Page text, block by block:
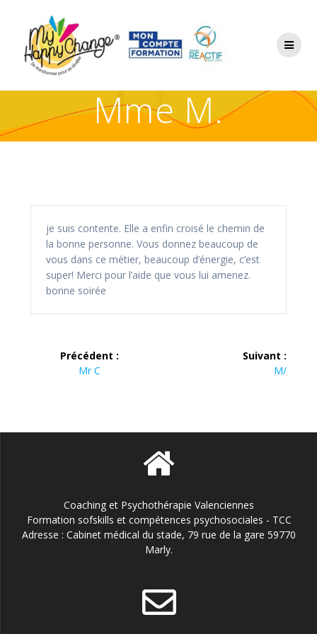
Mme M.
je suis contente. Elle a enfin croisé le chemin de
la bonne personne. Vous donnez beaucoup de
vous dans ce métier, beaucoup d’énergie, c’est
super! Merci pour l’aide que vous lui amenez.
bonne soirée
Précédent :
Mr C
Suivant :
M/
Coaching et Psychothérapie Valenciennes
Formation sofskills et compétences psychosociales - TCC
Adresse : Cabinet médical du stade, 79 rue de la gare 59770
Marly.